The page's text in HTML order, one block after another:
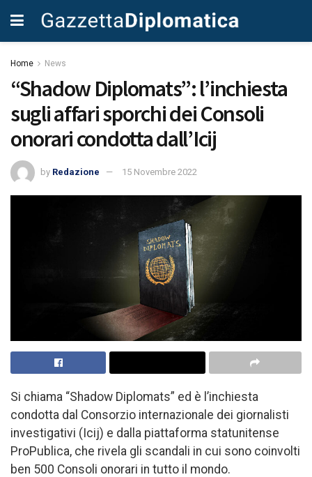
Home News
“Shadow Diplomats”: l’inchiesta
sugli affari sporchi dei Consoli
onorari condotta dall’Icij
by Redazione 15 Novembre 2022
Si chiama “Shadow Diplomats” ed è l’inchiesta
condotta dal Consorzio internazionale dei giornalisti
investigativi (Icij) e dalla piattaforma statunitense
ProPublica, che rivela gli scandali in cui sono coinvolti
ben 500 Consoli onorari in tutto il mondo.